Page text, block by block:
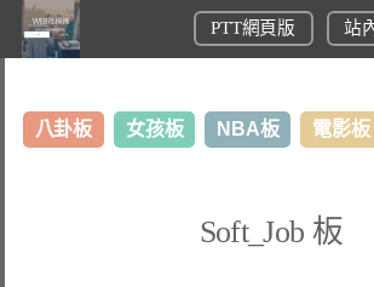
PTT網頁版 站
八卦板 女孩板 NBA板 電影板
Soft_Job 板